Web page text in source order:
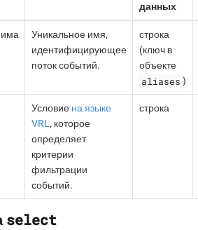
данных
Уникальное имя,
идентифицирующее
поток событий.
строка
(ключ в
объекте
aliases )
Условие на языке
VRL, которое
определяет
критерии
фильтрации
событий.
строка
select